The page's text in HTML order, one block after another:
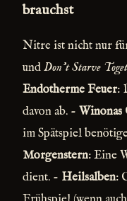
brauchst
Nitre ist nicht nur
undDon’t Starve
Endotherme Feuer:
davon ab. - Winonas
im Spätspiel
Morgenstern: Eine
dient. - Heilsalben: